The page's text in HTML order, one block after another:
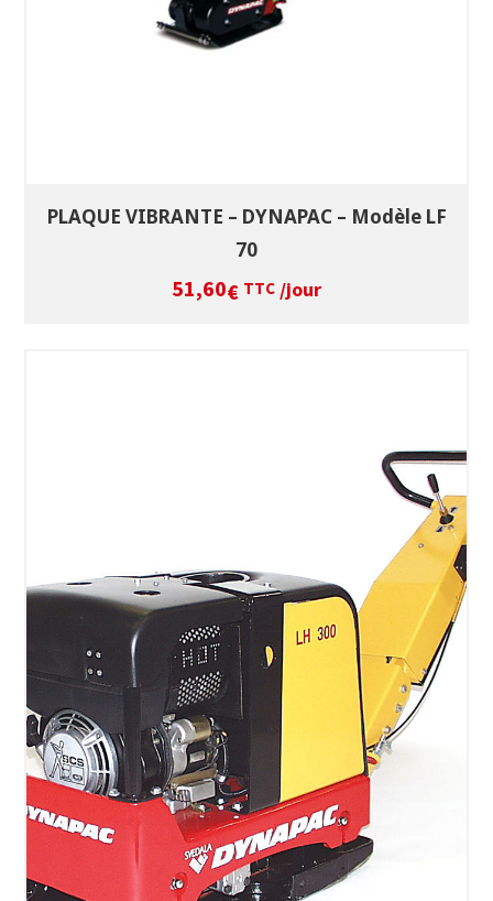
PLAQUE VIBRANTE – DYNAPAC – Modèle LF
70
51,60€ TTC /jour
SÉLECTIONNEZ LES DATES
VOIR LE PRODUIT